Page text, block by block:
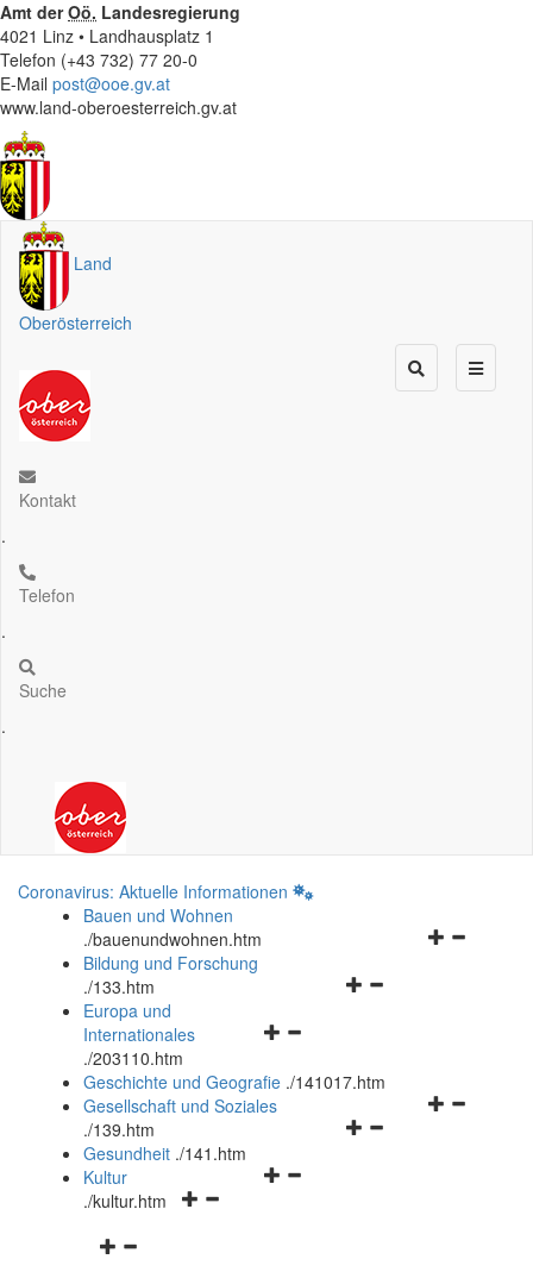
Amt derOö. Landesregierung
4021 Linz • Landhausplatz 1
Telefon (+43 732) 77 20-0
E-Mail post@ooe.gv.at
www.land-oberoesterreich.gv.at
Land
Oberösterreich
Kontakt
.
Telefon
.
Suche
.
Coronavirus: Aktuelle Informationen
Bauen und Wohnen
./bauenundwohnen.htm
Navigationsmenü
Bildung und Forschung
./133.htm
Navigationsmenü
und
schließen
Europa und
Internationales
./203110.htm
Geschichte und Geografie ./141017.htm
Navigationsmenü
Gesellschaft und Soziales
./139.htm
Navigationsmenü
Gesundheit ./141.htm
Navigationsmenü
Kultur
./kultur.htm
Navigationsmenü